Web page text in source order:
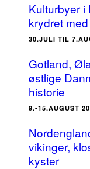
Kulturbyer i
krydret
30.JULI TIL
Gotland,
østlige
historie
9.-15.AUGUST
vikinger,
kyster